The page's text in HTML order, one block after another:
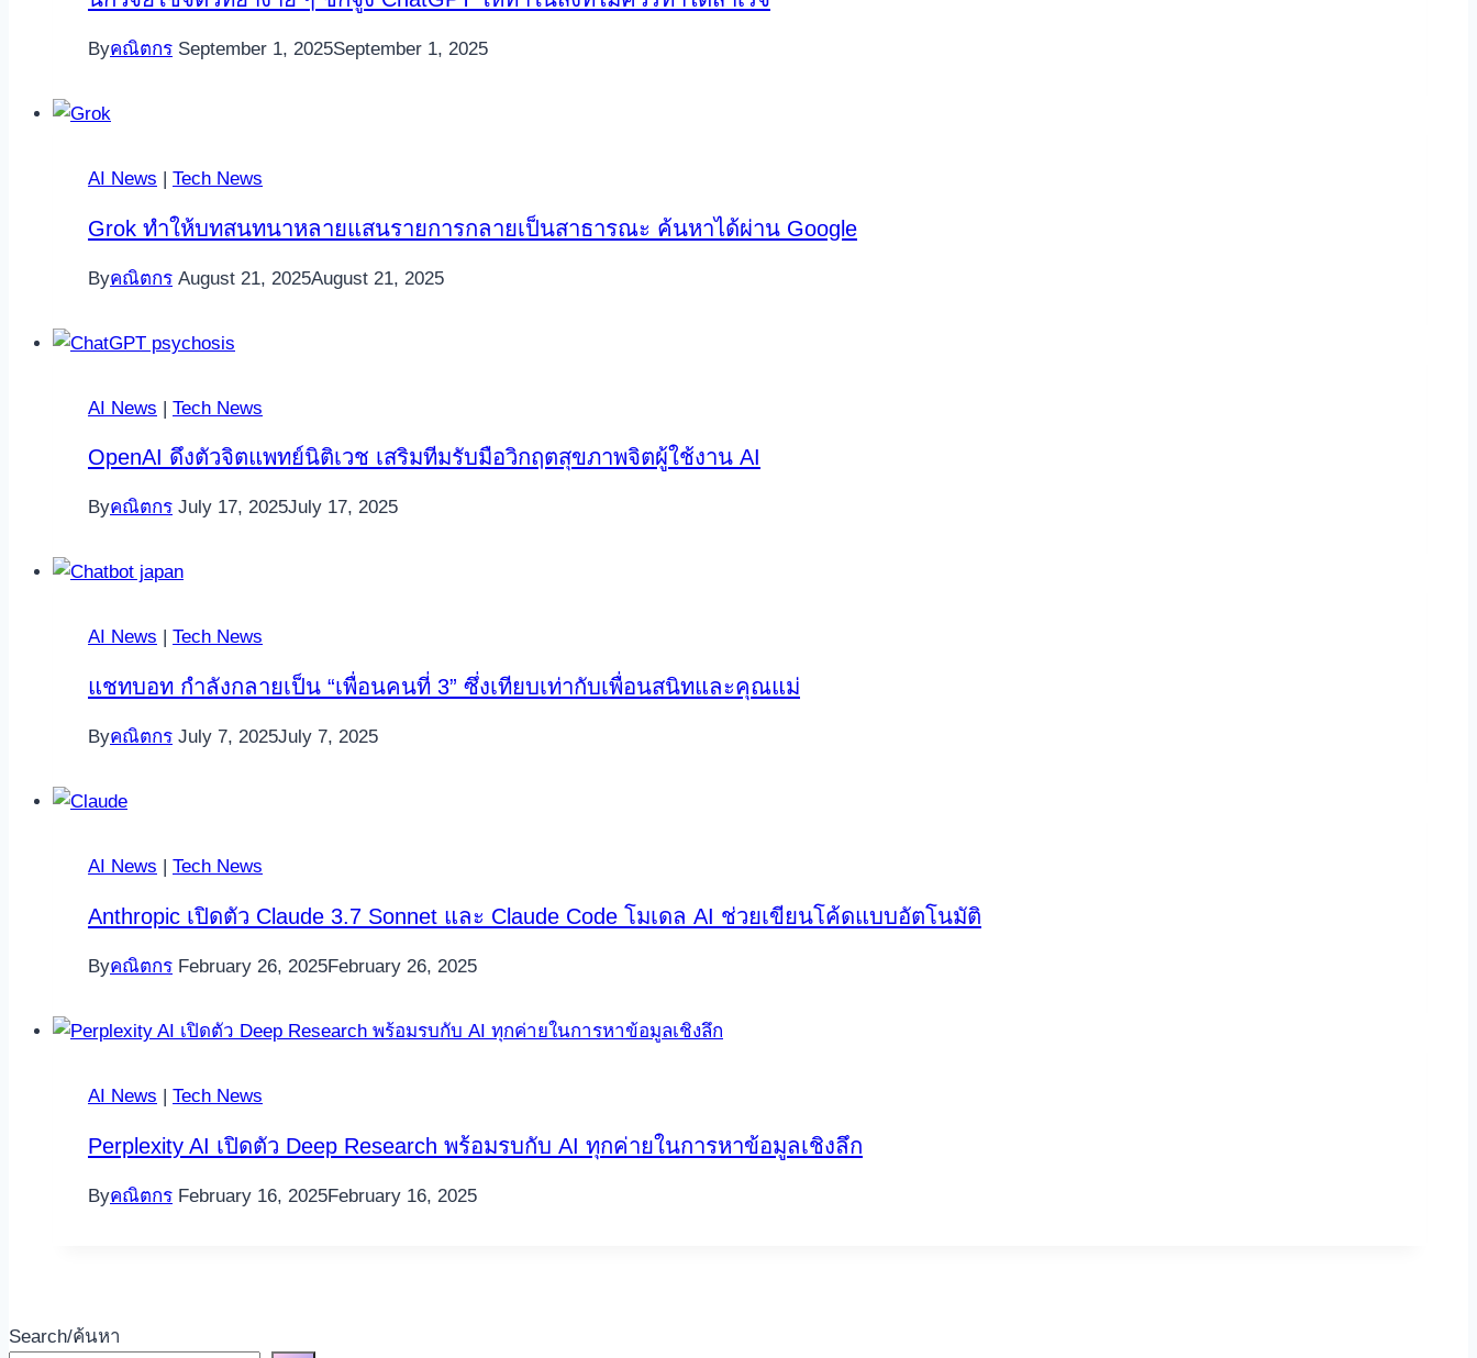
Byคณิตกร September 1, 2025September 1, 2025
AI News | Tech News
Grok ทำให้บทสนทนาหลายแสนรายการกลายเป็นสาธารณะ ค้นหาได้ผ่าน Google
Byคณิตกร August 21, 2025August 21, 2025
AI News | Tech News
OpenAI ดึงตัวจิตแพทย์นิติเวช เสริมทีมรับมือวิกฤตสุขภาพจิตผู้ใช้งาน AI
Byคณิตกร July 17, 2025July 17, 2025
AI News Tech News
แชทบอท กำลังกลายเป็น “เพื่อนคนที่ 3” ซึ่งเทียบเท่ากับเพื่อนสนิทและคุณแม่
Byคณิตกร July 7, 2025July 7, 2025
AI News Tech News
Anthropic เปิดตัว Claude 3.7 Sonnet และ Claude Code โมเดล AI ช่วยเขียนโค้ดแบบอัตโนมัติ
Byคณิตกร February 26, 2025February 26, 2025
AI News | Tech News
Perplexity AI เปิดตัว Deep Research พร้อมรบกับ AI ทุกค่ายในการหาข้อมูลเชิงลึก
Byคณิตกร February 16, 2025February 16, 2025
Search/ค้นหา